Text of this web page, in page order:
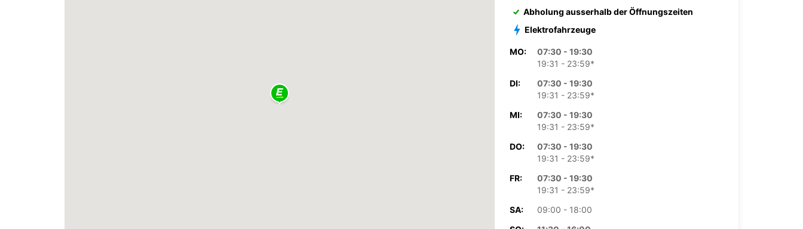
Abholung ausserhalb der Öffnungszeiten
Elektrofahrzeuge
MO:
07:30 - 19:30
19:31 - 23:59*
DI:
07:30 - 19:30
19:31 - 23:59*
MI:
07:30 - 19:30
19:31 - 23:59*
DO:
07:30 - 19:30
19:31 - 23:59*
FR:
07:30 - 19:30
19:31 - 23:59*
SA:
09:00 - 18:00